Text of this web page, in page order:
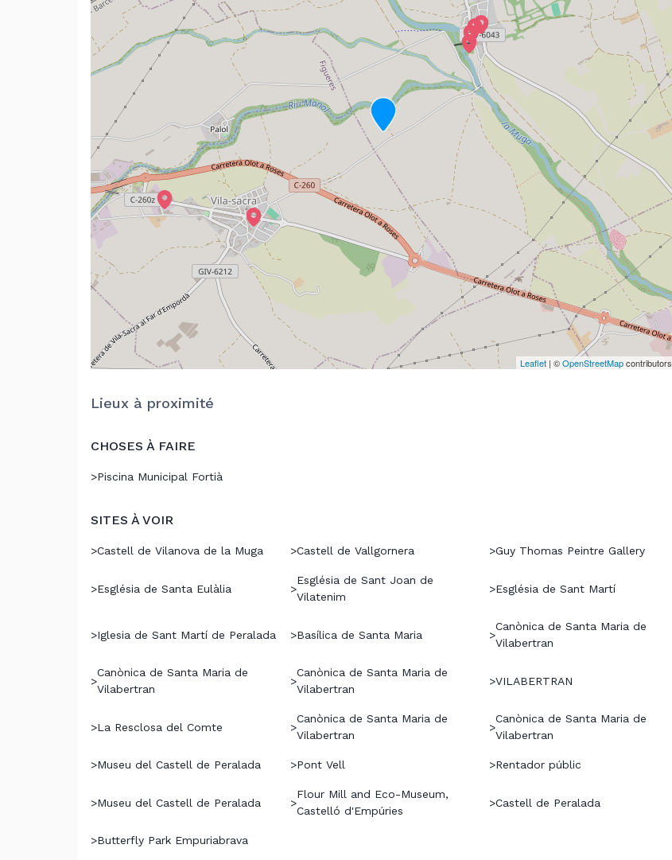
Leaflet | ©OpenStreetMapcontributors
Lieux à proximité
CHOSES À FAIRE
>Piscina Municipal Fortià
SITES À VOIR
>Castell de Vilanova de la Muga >Castell de Vallgornera >Guy Thomas Peintre Gallery
>Església de Santa Eulàlia >
Església de Sant Joan de
Vilatenim
>Església de Sant Martí
>Iglesia de Sant Martí de Peralada >Basílica de Santa Maria >
Canònica de Santa Maria de
Vilabertran
>
Canònica de Santa Maria de
Vilabertran
>
Canònica de Santa Maria de
Vilabertran
>VILABERTRAN
>La Resclosa del Comte >
Canònica de Santa Maria de
Vilabertran
>
Canònica de Santa Maria de
Vilabertran
>Museu del Castell de Peralada >Pont Vell >Rentador públic
>Museu del Castell de Peralada >
Flour Mill and Eco-Museum,
Castelló d'Empúries
>Castell de Peralada
>Butterfly Park Empuriabrava